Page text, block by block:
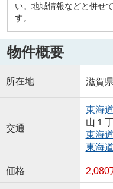
い。地域情報などと併せ
す。
物件概要
所在地 滋賀県
交通
東海
山１
東海
東海
価格 2,080